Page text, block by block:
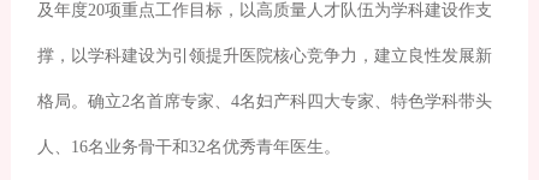
及年度20项重点工作目标，以高质量人才队伍为学科建设作支
撑，以学科建设为引领提升医院核心竞争力，建立良性发展新
格局。确立2名首席专家、4名妇产科四大专家、特色学科带头
人、16名业务骨干和32名优秀青年医生。